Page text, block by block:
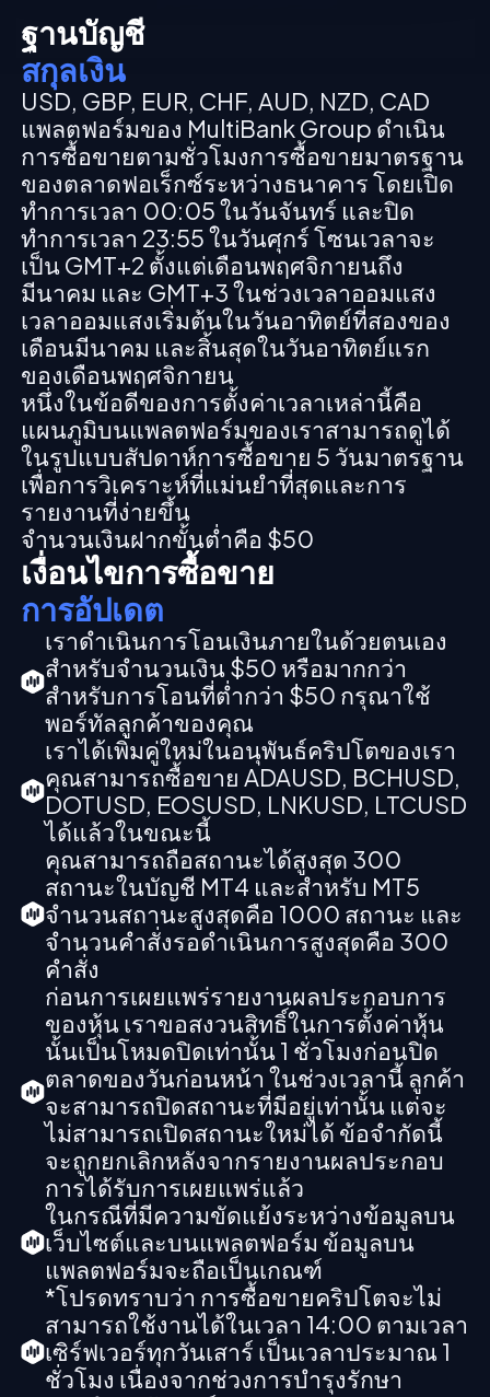
ฐานบัญชี
สกุลเงิน
USD, GBP, EUR, CHF, AUD, NZD, CAD
แพลตฟอร์มของ MultiBank Group ดำเนิน
การซื้อขายตามชั่วโมงการซื้อขายมาตรฐาน
ของตลาดฟอเร็กซ์ระหว่างธนาคาร โดยเปิด
ทำการเวลา 00:05 ในวันจันทร์ และปิด
ทำการเวลา 23:55 ในวันศุกร์ โซนเวลาจะ
เป็น GMT+2 ตั้งแต่เดือนพฤศจิกายนถึง
มีนาคม และ GMT+3 ในช่วงเวลาออมแสง
เวลาออมแสงเริ่มต้นในวันอาทิตย์ที่สองของ
เดือนมีนาคม และสิ้นสุดในวันอาทิตย์แรก
ของเดือนพฤศจิกายน
หนึ่งในข้อดีของการตั้งค่าเวลาเหล่านี้คือ
แผนภูมิบนแพลตฟอร์มของเราสามารถดูได้
ในรูปแบบสัปดาห์การซื้อขาย 5 วันมาตรฐาน
เพื่อการวิเคราะห์ที่แม่นยำที่สุดและการ
รายงานที่ง่ายขึ้น
จำนวนเงินฝากขั้นต่ำคือ $50
เงื่อนไขการซื้อขาย
การอัปเดต
เราดำเนินการโอนเงินภายในด้วยตนเอง
สำหรับจำนวนเงิน $50 หรือมากกว่า
สำหรับการโอนที่ต่ำกว่า $50 กรุณาใช้
พอร์ทัลลูกค้าของคุณ
เราได้เพิ่มคู่ใหม่ในอนุพันธ์คริปโตของเรา
คุณสามารถซื้อขาย ADAUSD, BCHUSD,
DOTUSD, EOSUSD, LNKUSD, LTCUSD
ได้แล้วในขณะนี้
คุณสามารถถือสถานะได้สูงสุด 300
สถานะในบัญชี MT4 และสำหรับ MT5
จำนวนสถานะสูงสุดคือ 1000 สถานะ และ
จำนวนคำสั่งรอดำเนินการสูงสุดคือ 300
คำสั่ง
ก่อนการเผยแพร่รายงานผลประกอบการ
ของหุ้น เราขอสงวนสิทธิ์ในการตั้งค่าหุ้น
นั้นเป็นโหมดปิดเท่านั้น 1 ชั่วโมงก่อนปิด
ตลาดของวันก่อนหน้า ในช่วงเวลานี้ ลูกค้า
จะสามารถปิดสถานะที่มีอยู่เท่านั้น แต่จะ
ไม่สามารถเปิดสถานะใหม่ได้ ข้อจำกัดนี้
จะถูกยกเลิกหลังจากรายงานผลประกอบ
การได้รับการเผยแพร่แล้ว
ในกรณีที่มีความขัดแย้งระหว่างข้อมูลบน
เว็บไซต์และบนแพลตฟอร์ม ข้อมูลบน
แพลตฟอร์มจะถือเป็นเกณฑ์
*โปรดทราบว่า การซื้อขายคริปโตจะไม่
สามารถใช้งานได้ในเวลา 14:00 ตามเวลา
เซิร์ฟเวอร์ทุกวันเสาร์ เป็นเวลาประมาณ 1
ชั่วโมง เนื่องจากช่วงการบำรุงรักษา